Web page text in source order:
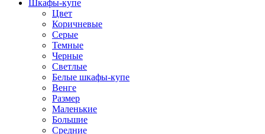
Шкафы-купе
Цвет
Коричневые
Серые
Темные
Черные
Светлые
Белые шкафы-купе
Венге
Размер
Маленькие
Большие
Средние